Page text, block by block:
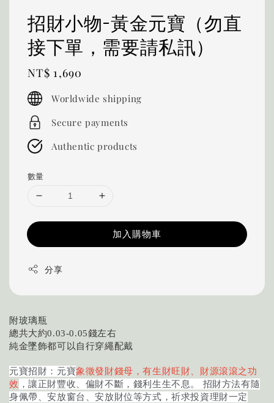
招財小物-黃金元寶（勿直
接下單，需要請私訊）
Regular
price
NT$ 1,690
Worldwide shipping
Secure payments
Authentic products
數量
加入購物車
分享
附玻璃瓶
總共大約0.03-0.05錢左右
純金墜飾都可以自行穿繩配戴
元寶招財：元寶象徵發財錢母，有生財旺財、財源滾滾之功
效 ，讓正財豐收、偏財不斷，錢利生生不息。 招財方法有隨
身佩帶、安放窗台、安放財位等方式，祈求投資理財一定